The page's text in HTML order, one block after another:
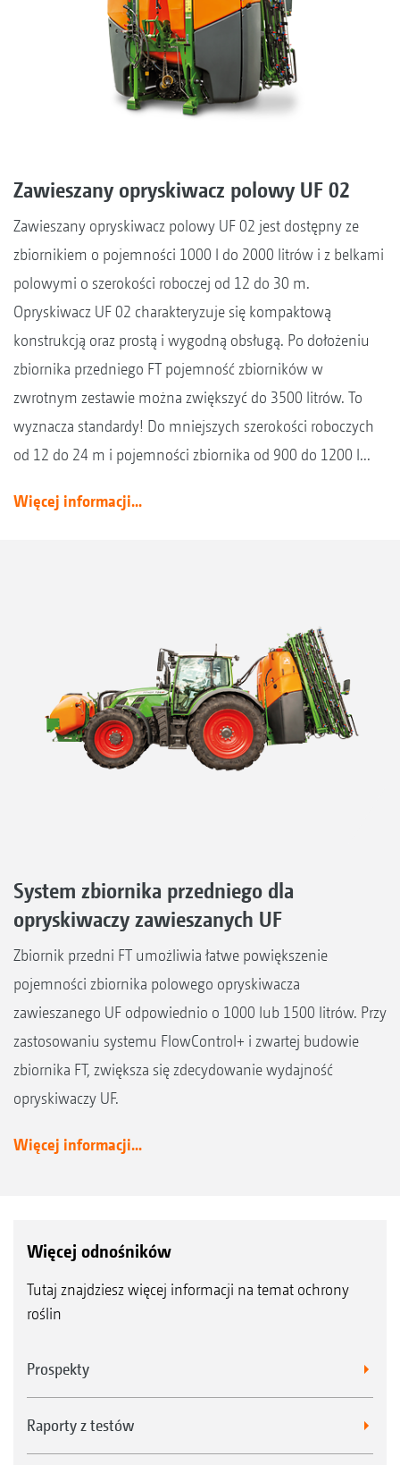
Zawieszany opryskiwacz polowy UF 02
Zawieszany opryskiwacz polowy UF 02 jest dostępny ze
zbiornikiem o pojemności 1000 l do 2000 litrów i z belkami
polowymi o szerokości roboczej od 12 do 30 m.
Opryskiwacz UF 02 charakteryzuje się kompaktową
konstrukcją oraz prostą i wygodną obsługą. Po dołożeniu
zbiornika przedniego FT pojemność zbiorników w
zwrotnym zestawie można zwiększyć do 3500 litrów. To
wyznacza standardy! Do mniejszych szerokości roboczych
od 12 do 24 m i pojemności zbiornika od 900 do 1200 l...
Więcej informacji...
System zbiornika przedniego dla
opryskiwaczy zawieszanych UF
Zbiornik przedni FT umożliwia łatwe powiększenie
pojemności zbiornika polowego opryskiwacza
zawieszanego UF odpowiednio o 1000 lub 1500 litrów. Przy
zastosowaniu systemu FlowControl+ i zwartej budowie
zbiornika FT, zwiększa się zdecydowanie wydajność
opryskiwaczy UF.
Więcej informacji...
Więcej odnośników
Tutaj znajdziesz więcej informacji na temat ochrony
roślin
Prospekty
Raporty z testów